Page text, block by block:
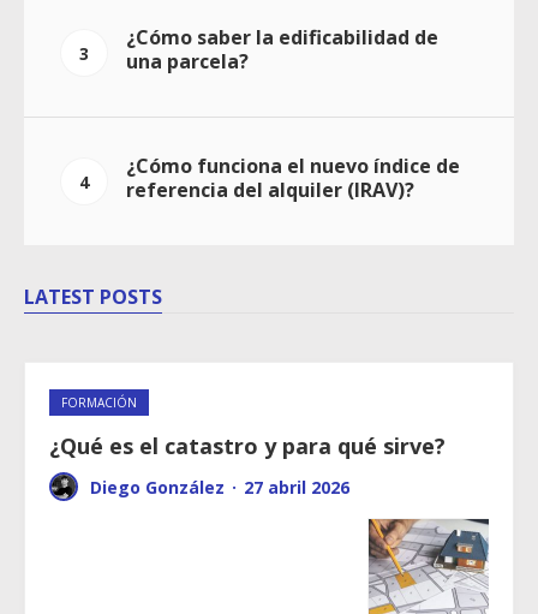
3
¿Cómo saber la edificabilidad de
una parcela?
4
¿Cómo funciona el nuevo índice de
referencia del alquiler (IRAV)?
LATEST POSTS
FORMACIÓN
¿Qué es el catastro y para qué sirve?
Diego González · 27 abril 2026